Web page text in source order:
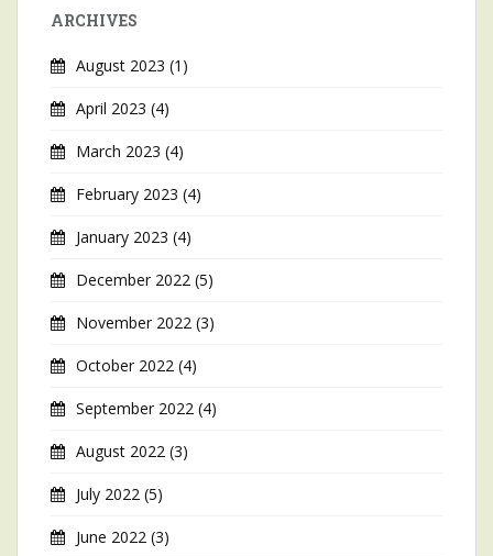
ARCHIVES
August 2023 (1)
April 2023 (4)
March 2023 (4)
February 2023 (4)
January 2023 (4)
December 2022 (5)
November 2022 (3)
October 2022 (4)
September 2022 (4)
August 2022 (3)
July 2022 (5)
June 2022 (3)